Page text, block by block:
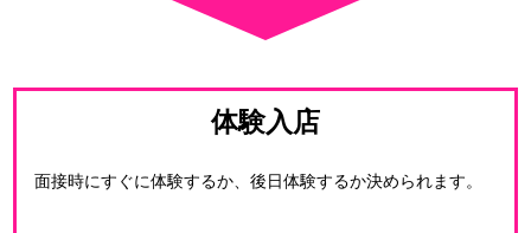
体験入店
面接時にすぐに体験するか、後日体験するか決められます。